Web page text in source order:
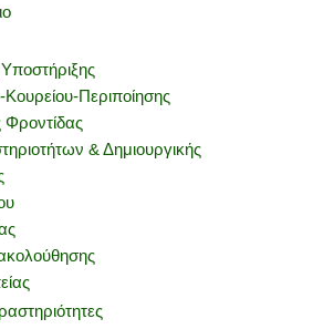
Περιποίησης
Φροντίδας
& Δημιουργικής